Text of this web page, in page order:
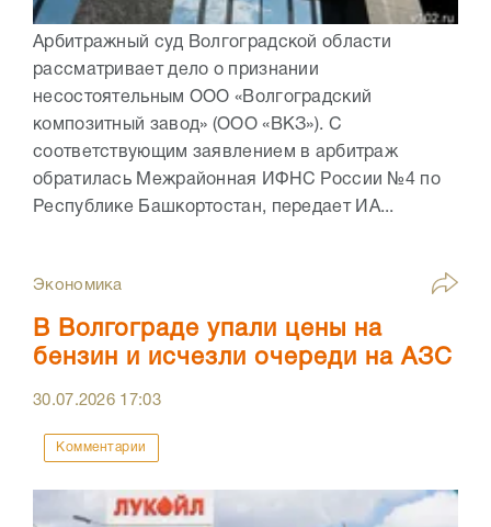
Арбитражный суд Волгоградской области
рассматривает дело о признании
несостоятельным ООО «Волгоградский
композитный завод» (ООО «ВКЗ»). С
соответствующим заявлением в арбитраж
обратилась Межрайонная ИФНС России №4 по
Республике Башкортостан, передает ИА...
Экономика
В Волгограде упали цены на
бензин и исчезли очереди на АЗС
30.07.2026 17:03
Комментарии